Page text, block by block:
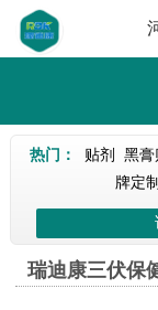
热门： 贴剂 黑膏
牌定制
瑞迪康三伏保